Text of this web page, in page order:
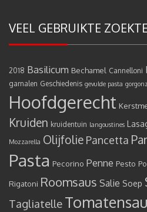
VEEL GEBRUIKTE
2018 Basilicum Bechamel Cannelloni
garnalen Geschiedenis gevulde pasta
Hoofdgerecht
Kruiden kruidentuin langoustines
Mozzarella Olijfolie Pancetta
Pasta Pecorino Penne Pesto
Rigatoni Roomsaus Salie Soep
Tagliatelle